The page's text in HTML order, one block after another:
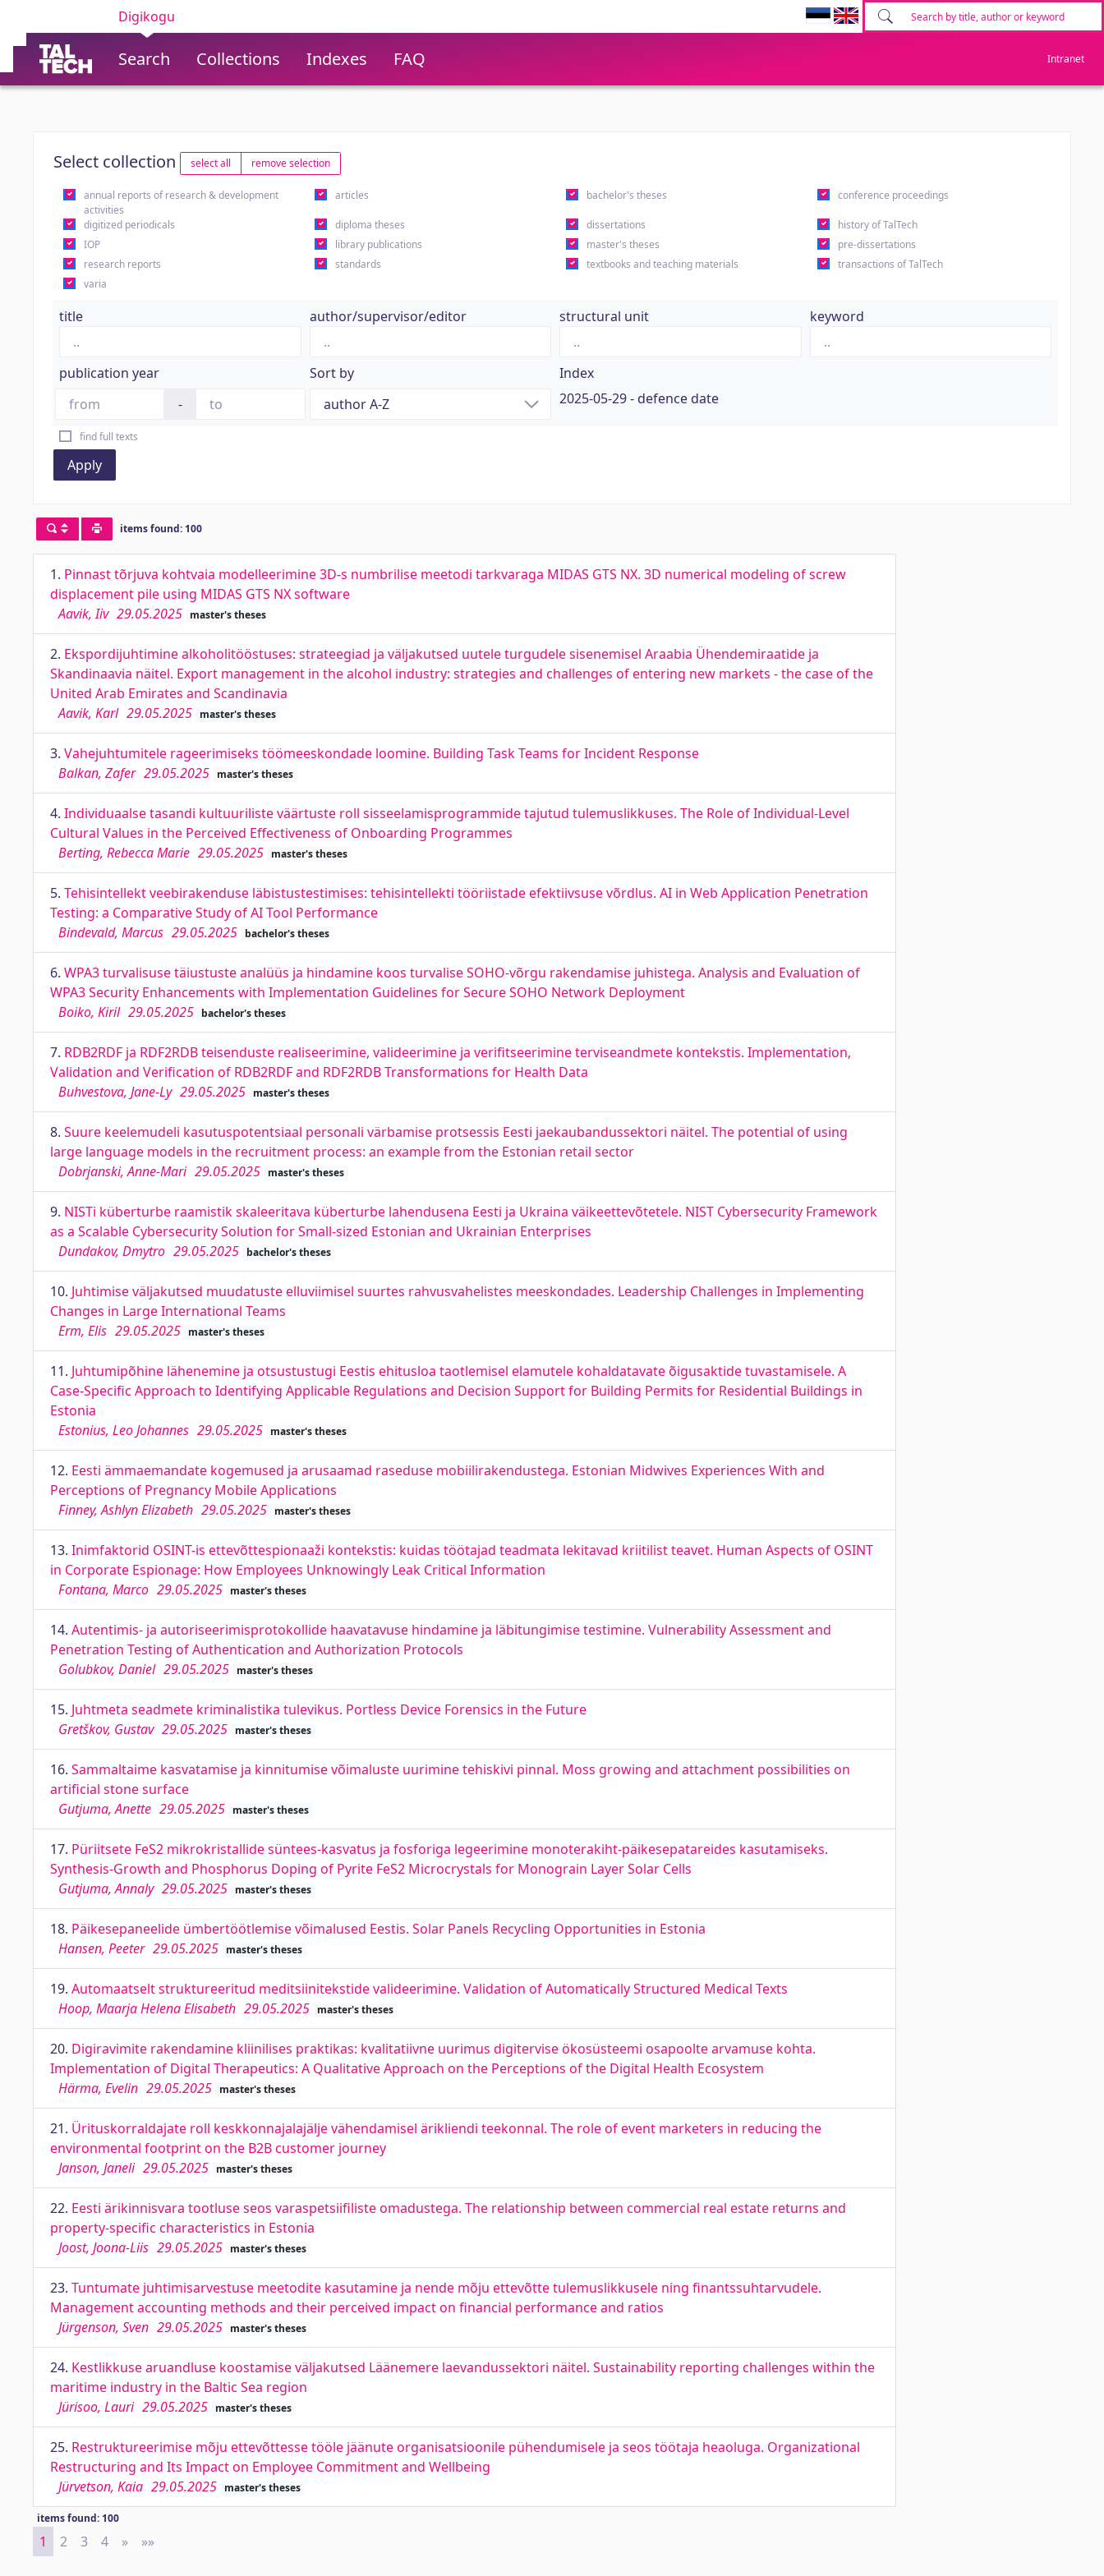
Digikogu
Search Collections Indexes FAQ Intranet
Select collection select all remove selection
annual reports of research & development
activities
articles bachelor's theses conference proceedings
digitized periodicals diploma theses dissertations
history of TalTech
IOP
library publications master's theses
pre-dissertations
research reports
standards textbooks and teaching materials
transactions of TalTech
varia
title author/supervisor/editor structural unit keyword
publication year
-
Sort by
Index
2025-05-29 - defence date
find full texts
Apply
items found: 100
1. Pinnast tõrjuva kohtvaia modelleerimine 3D-s numbrilise meetodi tarkvaraga MIDAS GTS NX. 3D numerical modeling of screw
displacement pile using MIDAS GTS NX software
Aavik, Iiv 29.05.2025 master's theses
2. Ekspordijuhtimine alkoholitööstuses: strateegiad ja väljakutsed uutele turgudele sisenemisel Araabia Ühendemiraatide ja
Skandinaavia näitel. Export management in the alcohol industry: strategies and challenges of entering new markets - the case of the
United Arab Emirates and Scandinavia
Aavik, Karl 29.05.2025 master's theses
3. Vahejuhtumitele rageerimiseks töömeeskondade loomine. Building Task Teams for Incident Response
Balkan, Zafer 29.05.2025 master's theses
4. Individuaalse tasandi kultuuriliste väärtuste roll sisseelamisprogrammide tajutud tulemuslikkuses. The Role of Individual-Level
Cultural Values in the Perceived Effectiveness of Onboarding Programmes
Berting, Rebecca Marie 29.05.2025 master's theses
5. Tehisintellekt veebirakenduse läbistustestimises: tehisintellekti tööriistade efektiivsuse võrdlus. AI in Web Application Penetration
Testing: a Comparative Study of AI Tool Performance
Bindevald, Marcus 29.05.2025 bachelor's theses
6. WPA3 turvalisuse täiustuste analüüs ja hindamine koos turvalise SOHO-võrgu rakendamise juhistega. Analysis and Evaluation of
WPA3 Security Enhancements with Implementation Guidelines for Secure SOHO Network Deployment
Boiko, Kiril 29.05.2025 bachelor's theses
7. RDB2RDF ja RDF2RDB teisenduste realiseerimine, valideerimine ja verifitseerimine terviseandmete kontekstis. Implementation,
Validation and Verification of RDB2RDF and RDF2RDB Transformations for Health Data
Buhvestova, Jane-Ly 29.05.2025 master's theses
8. Suure keelemudeli kasutuspotentsiaal personali värbamise protsessis Eesti jaekaubandussektori näitel. The potential of using
large language models in the recruitment process: an example from the Estonian retail sector
Dobrjanski, Anne-Mari 29.05.2025 master's theses
9. NISTi küberturbe raamistik skaleeritava küberturbe lahendusena Eesti ja Ukraina väikeettevõtetele. NIST Cybersecurity Framework
as a Scalable Cybersecurity Solution for Small-sized Estonian and Ukrainian Enterprises
Dundakov, Dmytro 29.05.2025 bachelor's theses
10. Juhtimise väljakutsed muudatuste elluviimisel suurtes rahvusvahelistes meeskondades. Leadership Challenges in Implementing
Changes in Large International Teams
Erm, Elis 29.05.2025 master's theses
11. Juhtumipõhine lähenemine ja otsustustugi Eestis ehitusloa taotlemisel elamutele kohaldatavate õigusaktide tuvastamisele. A
Case-Specific Approach to Identifying Applicable Regulations and Decision Support for Building Permits for Residential Buildings in
Estonia
Estonius, Leo Johannes 29.05.2025 master's theses
12. Eesti ämmaemandate kogemused ja arusaamad raseduse mobiilirakendustega. Estonian Midwives Experiences With and
Perceptions of Pregnancy Mobile Applications
Finney, Ashlyn Elizabeth 29.05.2025 master's theses
13. Inimfaktorid OSINT-is ettevõttespionaaži kontekstis: kuidas töötajad teadmata lekitavad kriitilist teavet. Human Aspects of OSINT
in Corporate Espionage: How Employees Unknowingly Leak Critical Information
Fontana, Marco 29.05.2025 master's theses
14. Autentimis- ja autoriseerimisprotokollide haavatavuse hindamine ja läbitungimise testimine. Vulnerability Assessment and
Penetration Testing of Authentication and Authorization Protocols
Golubkov, Daniel 29.05.2025 master's theses
15. Juhtmeta seadmete kriminalistika tulevikus. Portless Device Forensics in the Future
Gretškov, Gustav 29.05.2025 master's theses
16. Sammaltaime kasvatamise ja kinnitumise võimaluste uurimine tehiskivi pinnal. Moss growing and attachment possibilities on
artificial stone surface
Gutjuma, Anette 29.05.2025 master's theses
17. Püriitsete FeS2 mikrokristallide süntees-kasvatus ja fosforiga legeerimine monoterakiht-päikesepatareides kasutamiseks.
Synthesis-Growth and Phosphorus Doping of Pyrite FeS2 Microcrystals for Monograin Layer Solar Cells
Gutjuma, Annaly 29.05.2025 master's theses
18. Päikesepaneelide ümbertöötlemise võimalused Eestis. Solar Panels Recycling Opportunities in Estonia
Hansen, Peeter 29.05.2025 master's theses
19. Automaatselt struktureeritud meditsiinitekstide valideerimine. Validation of Automatically Structured Medical Texts
Hoop, Maarja Helena Elisabeth 29.05.2025 master's theses
20. Digiravimite rakendamine kliinilises praktikas: kvalitatiivne uurimus digitervise ökosüsteemi osapoolte arvamuse kohta.
Implementation of Digital Therapeutics: A Qualitative Approach on the Perceptions of the Digital Health Ecosystem
Härma, Evelin 29.05.2025 master's theses
21. Ürituskorraldajate roll keskkonnajalajälje vähendamisel ärikliendi teekonnal. The role of event marketers in reducing the
environmental footprint on the B2B customer journey
Janson, Janeli 29.05.2025 master's theses
22. Eesti ärikinnisvara tootluse seos varaspetsiifiliste omadustega. The relationship between commercial real estate returns and
property-specific characteristics in Estonia
Joost, Joona-Liis 29.05.2025 master's theses
23. Tuntumate juhtimisarvestuse meetodite kasutamine ja nende mõju ettevõtte tulemuslikkusele ning finantssuhtarvudele.
Management accounting methods and their perceived impact on financial performance and ratios
Jürgenson, Sven 29.05.2025 master's theses
24. Kestlikkuse aruandluse koostamise väljakutsed Läänemere laevandussektori näitel. Sustainability reporting challenges within the
maritime industry in the Baltic Sea region
Jürisoo, Lauri 29.05.2025 master's theses
25. Restruktureerimise mõju ettevõttesse tööle jäänute organisatsioonile pühendumisele ja seos töötaja heaoluga. Organizational
Restructuring and Its Impact on Employee Commitment and Wellbeing
Jürvetson, Kaia 29.05.2025 master's theses
items found: 100
1 2 3 4 » Next
»»